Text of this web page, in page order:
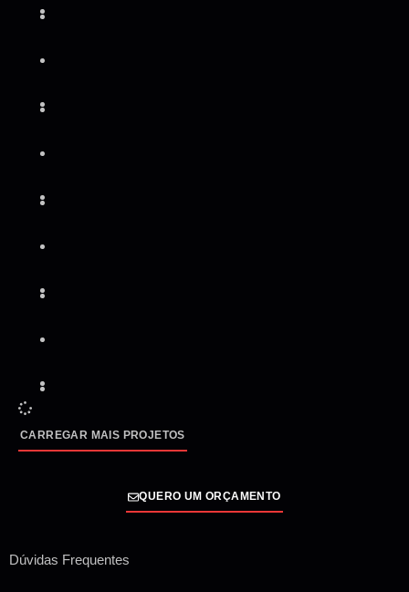
CARREGAR MAIS PROJETOS
QUERO UM ORÇAMENTO
Dúvidas Frequentes